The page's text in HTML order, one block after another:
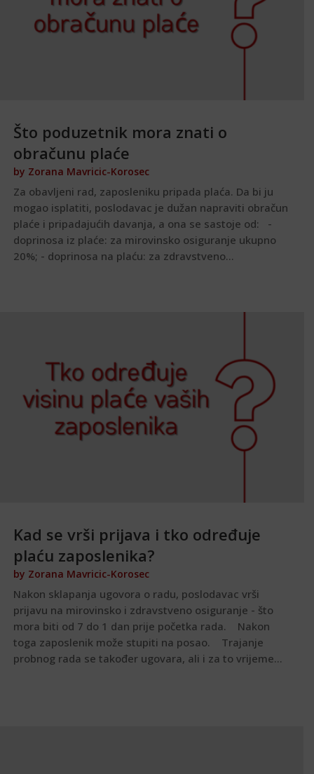
Što poduzetnik mora znati o
obračunu plaće
by Zorana Mavricic-Korosec
Za obavljeni rad, zaposleniku pripada plaća. Da bi ju
mogao isplatiti, poslodavac je dužan napraviti obračun
plaće i pripadajućih davanja, a ona se sastoje od: -
doprinosa iz plaće: za mirovinsko osiguranje ukupno
20%; - doprinosa na plaću: za zdravstveno...
Kad se vrši prijava i tko određuje
plaću zaposlenika?
by Zorana Mavricic-Korosec
Nakon sklapanja ugovora o radu, poslodavac vrši
prijavu na mirovinsko i zdravstveno osiguranje - što
mora biti od 7 do 1 dan prije početka rada. Nakon
toga zaposlenik može stupiti na posao. Trajanje
probnog rada se također ugovara, ali i za to vrijeme...